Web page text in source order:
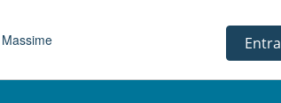
Massime Entra